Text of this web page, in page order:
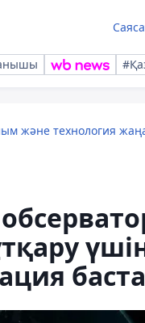
және технология